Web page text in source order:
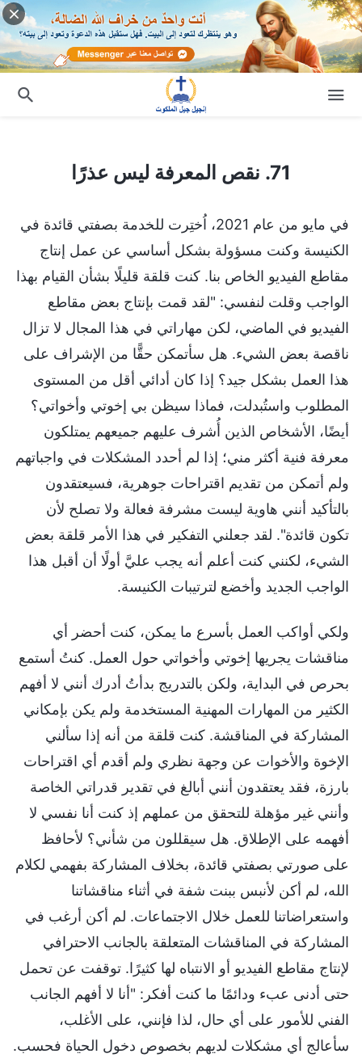
71. نقص المعرفة ليس عذرًا
في مايو من عام 2021، اُختِرت للخدمة بصفتي قائدة في
الكنيسة وكنت مسؤولة بشكل أساسي عن عمل إنتاج
مقاطع الفيديو الخاص بنا. كنت قلقة قليلًا بشأن القيام بهذا
الواجب وقلت لنفسي: "لقد قمت بإنتاج بعض مقاطع
الفيديو في الماضي، لكن مهاراتي في هذا المجال لا تزال
ناقصة بعض الشيء. هل سأتمكن حقًّا من الإشراف على
هذا العمل بشكل جيد؟ إذا كان أدائي أقل من المستوى
المطلوب واستُبدلت، فماذا سيظن بي إخوتي وأخواتي؟
أيضًا، الأشخاص الذين أُشرف عليهم جميعهم يمتلكون
معرفة فنية أكثر مني؛ إذا لم أحدد المشكلات في واجباتهم
ولم أتمكن من تقديم اقتراحات جوهرية، فسيعتقدون
بالتأكيد أنني هاوية ليست مشرفة فعالة ولا تصلح لأن
تكون قائدة". لقد جعلني التفكير في هذا الأمر قلقة بعض
الشيء، لكنني كنت أعلم أنه يجب عليَّ أولًا أن أقبل هذا
الواجب الجديد وأخضع لترتيبات الكنيسة.
ولكي أواكب العمل بأسرع ما يمكن، كنت أحضر أي
مناقشات يجريها إخوتي وأخواتي حول العمل. كنتُ أستمع
بحرص في البداية، ولكن بالتدريج بدأتُ أدرك أنني لا أفهم
الكثير من المهارات المهنية المستخدمة ولم يكن بإمكاني
المشاركة في المناقشة. كنت قلقة من أنه إذا سألني
الإخوة والأخوات عن وجهة نظري ولم أقدم أي اقتراحات
بارزة، فقد يعتقدون أنني أبالغ في تقدير قدراتي الخاصة
وأنني غير مؤهلة للتحقق من عملهم إذ كنت أنا نفسي لا
أفهمه على الإطلاق. هل سيقللون من شأني؟ لأحافظ
على صورتي بصفتي قائدة، بخلاف المشاركة بفهمي لكلام
الله، لم أكن لأنبس ببنت شفة في أثناء مناقشاتنا
واستعراضاتنا للعمل خلال الاجتماعات. لم أكن أرغب في
المشاركة في المناقشات المتعلقة بالجانب الاحترافي
لإنتاج مقاطع الفيديو أو الانتباه لها كثيرًا. توقفت عن تحمل
حتى أدنى عبء ودائمًا ما كنت أفكر: "أنا لا أفهم الجانب
الفني للأمور على أي حال، لذا فإنني، على الأغلب،
سأعالج أي مشكلات لديهم بخصوص دخول الحياة فحسب.